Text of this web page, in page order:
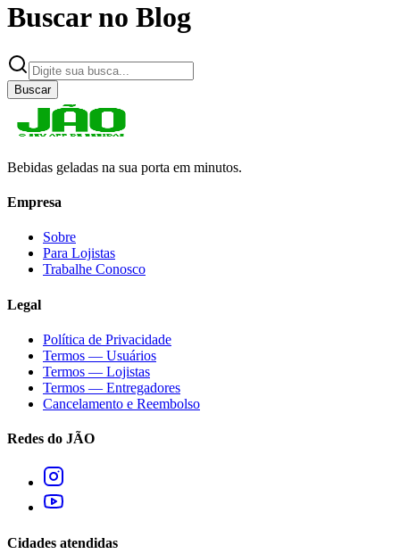
Buscar no Blog
Buscar
Bebidas geladas na sua porta em minutos.
Empresa
Sobre
Para Lojistas
Trabalhe Conosco
Legal
Política de Privacidade
Termos — Usuários
Termos — Lojistas
Termos — Entregadores
Cancelamento e Reembolso
Redes do JÃO
Cidades atendidas